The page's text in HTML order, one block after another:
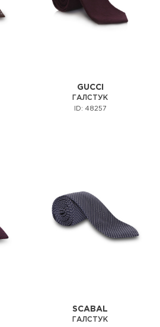
GUCCI
ГАЛСТУК
ID: 48257
SCABAL
ГАЛСТУК